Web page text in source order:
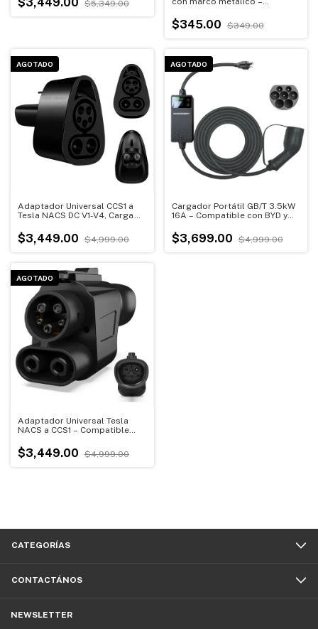
$5,349.00
Atto 3, Han EV, Tang DM, Qin,
Seal y Dolphin
$345.00 $349.00
AGOTADO
Adaptador Universal CCS1 a
Tesla NACS DC V1-V4, Carga
$3,449.00 $4,999.00
AGOTADO
Cargador Portátil GB/T 3.5kW
16A – Compatible con BYD y
Protección IP54
$3,699.00 $4,999.00
AGOTADO
Adaptador Universal Tesla
NACS a CCS1 – Compatible
V1-V4, Carga Rápida 500A
1000V
$3,449.00 $4,999.00
CATEGORÍAS
CONTACTÁNOS
NEWSLETTER